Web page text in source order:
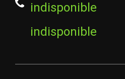
indisponible
indisponible